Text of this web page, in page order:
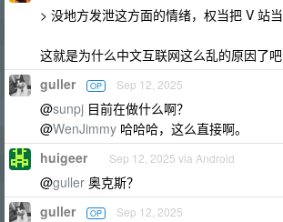
> 没地方发泄这方面的情绪，权当把 V 站当
这就是为什么中文互联网这么乱的原因了吧
guller OP Sep 12, 2025
@sunpj 目前在做什么啊？
@WenJimmy 哈哈哈，这么直接啊。
huigeer Sep 12, 2025 via Android
@guller 奥克斯？
guller OP Sep 12, 2025